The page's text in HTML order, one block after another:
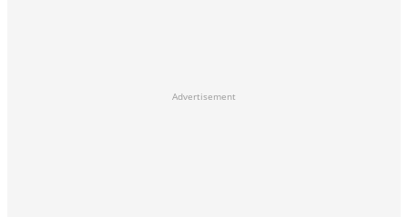
Advertisement